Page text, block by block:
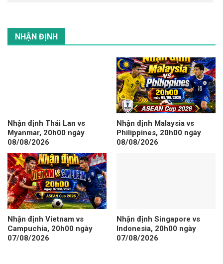
NHẬN ĐỊNH
Nhận định Thái Lan vs
Myanmar, 20h00 ngày
08/08/2026
Nhận định Malaysia vs
Philippines, 20h00 ngày
08/08/2026
Nhận định Vietnam vs
Campuchia, 20h00 ngày
07/08/2026
Nhận định Singapore vs
Indonesia, 20h00 ngày
07/08/2026